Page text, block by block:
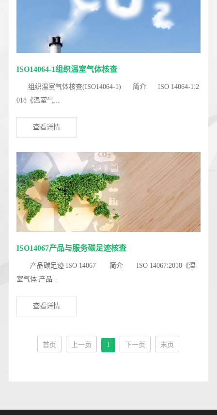
ISO14064-1组织温室气体核查
组织温室气体核查(ISO14064-1) 简介 ISO 14064-1:2
018《温室气...
查看详情
ISO14067产品与服务碳足迹核查
产品碳足迹 ISO 14067 简介 ISO 14067:2018《温
室气体 产品...
查看详情
首页 上一页 1 下一页 末页